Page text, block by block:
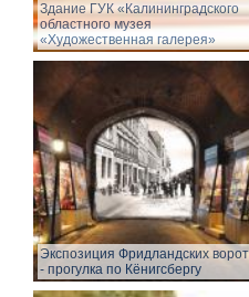
Здание ГУК «Калининградского
областного музея
«Художественная галерея»
Экспозиция Фридландских ворот
- прогулка по Кёнигсбергу